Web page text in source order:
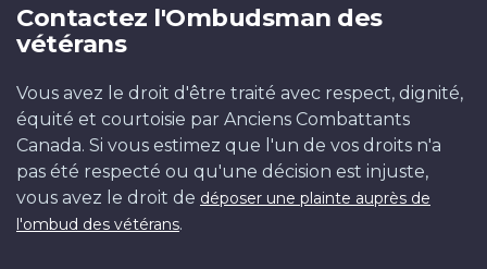
Contactez l'Ombudsman des
vétérans
Vous avez le droit d'être traité avec respect, dignité,
équité et courtoisie par Anciens Combattants
Canada. Si vous estimez que l'un de vos droits n'a
pas été respecté ou qu'une décision est injuste,
vous avez le droit de déposer une plainte auprès de
l'ombud des vétérans.